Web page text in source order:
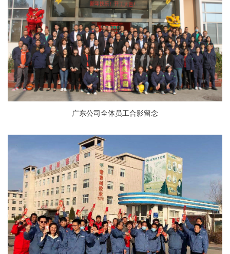
广东公司全体员工合影留念